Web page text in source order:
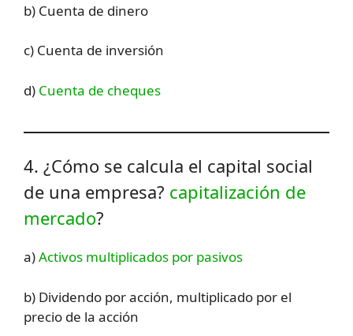
b) Cuenta de dinero
c) Cuenta de inversión
d) Cuenta de cheques
4. ¿Cómo se calcula el capital social
de una empresa? capitalización de
mercado?
a)Activos multiplicados por pasivos
b) Dividendo por acción, multiplicado por el
precio de la acción